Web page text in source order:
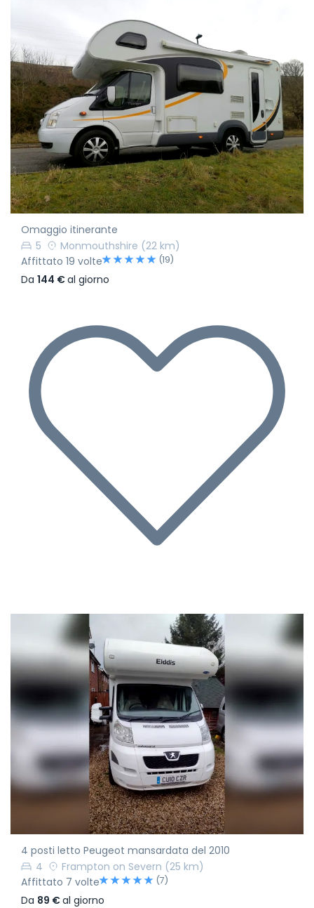
Omaggio itinerante
5
Monmouthshire (22 km)
Affittato 19 volte
(19)
Da 144 €al giorno
4 posti letto Peugeot mansardata del 2010
4
Frampton on Severn (25 km)
Affittato 7 volte
(7)
Da 89 €al giorno